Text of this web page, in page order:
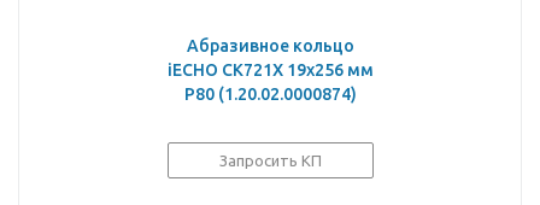
Абразивное кольцо
iECHO CK721X 19x256 мм
P80 (1.20.02.0000874)
Запросить КП